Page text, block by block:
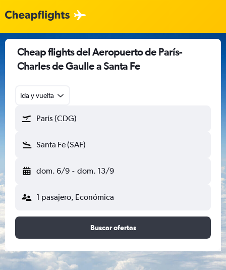
Cheap flights del Aeropuerto de París-
Charles de Gaulle a Santa Fe
Ida y vuelta
París (CDG)
Santa Fe (SAF)
dom. 6/9 - dom. 13/9
1 pasajero, Económica
Buscar ofertas